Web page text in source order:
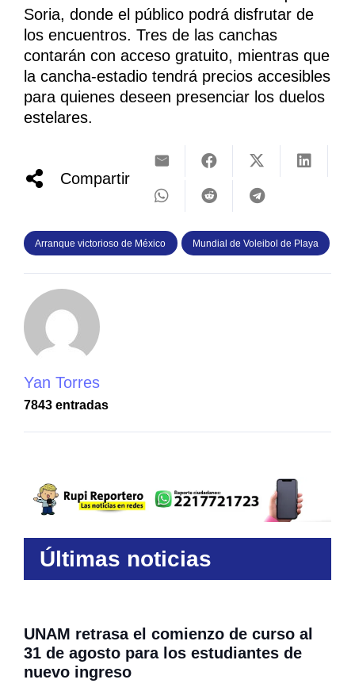
Soria, donde el público podrá disfrutar de
los encuentros. Tres de las canchas
contarán con acceso gratuito, mientras que
la cancha-estadio tendrá precios accesibles
para quienes deseen presenciar los duelos
estelares.
Compartir
Arranque victorioso de México Mundial de Voleibol de Playa
Yan Torres
7843 entradas
Últimas noticias
UNAM retrasa el comienzo de curso al
31 de agosto para los estudiantes de
nuevo ingreso